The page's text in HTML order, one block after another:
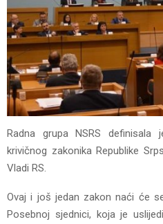
Radna grupa NSRS
krivičnog zakonika Republike
Vladi RS.
Ovaj i još jedan zakon naći će
Posebnoj sjednici, koja je